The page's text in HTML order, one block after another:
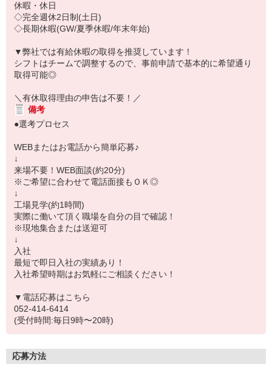
休暇・休日
◇完全週休2日制(土日)
◇長期休暇(GW/夏季休暇/年末年始)
▼弊社では有給休暇の取得を推奨しています！
シフトはチームで調整するので、事前申請で基本的に希望通り
取得可能◎
＼有休取得理由の申告は不要！／
備考
●選考プロセス
WEBまたはお電話から簡単応募♪
↓
来場不要！WEB面談(約20分)
※ご希望に合わせて電話面接もＯＫ◎
↓
工場見学(約1時間)
実際に働いて頂く職場を自分の目で確認！
※現地集合または送迎可
↓
入社
最短で即日入社の実績あり！
入社希望時期はお気軽にご相談ください！
▼電話応募はこちら
052-414-6414
(受付時間:毎日9時〜20時)
応募方法